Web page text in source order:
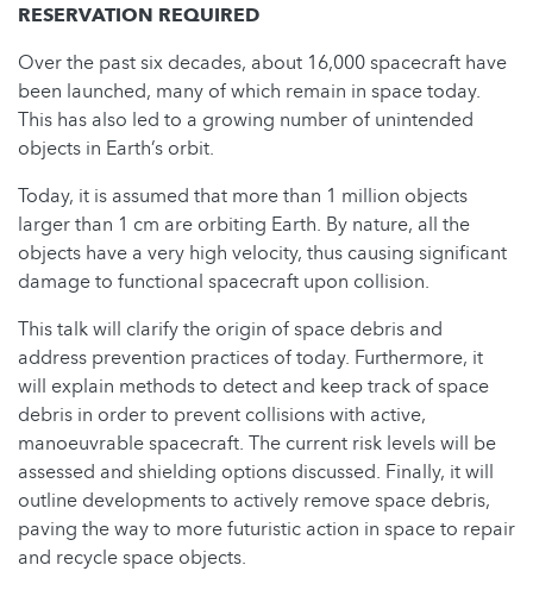
RESERVATION REQUIRED
Over the past six decades, about 16,000 spacecraft have
been launched, many of which remain in space today.
This has also led to a growing number of unintended
objects in Earth’s orbit.
Today, it is assumed that more than 1 million objects
larger than 1 cm are orbiting Earth. By nature, all the
objects have a very high velocity, thus causing significant
damage to functional spacecraft upon collision.
This talk will clarify the origin of space debris and
address prevention practices of today. Furthermore, it
will explain methods to detect and keep track of space
debris in order to prevent collisions with active,
manoeuvrable spacecraft. The current risk levels will be
assessed and shielding options discussed. Finally, it will
outline developments to actively remove space debris,
paving the way to more futuristic action in space to repair
and recycle space objects.